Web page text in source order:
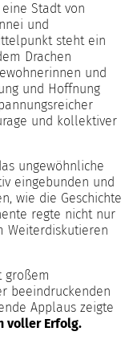
Stadt von
und
steht ein
Drachen
und
und Hoffnung
und kollektiver
ungewöhnliche
eingebunden und
wie die Geschichte
regte nicht nur
Weiterdiskutieren
großem
beeindruckenden
Applaus zeigte
voller Erfolg.